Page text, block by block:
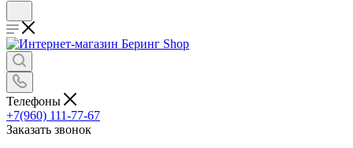
Телефоны
+7(960) 111-77-67
Заказать звонок